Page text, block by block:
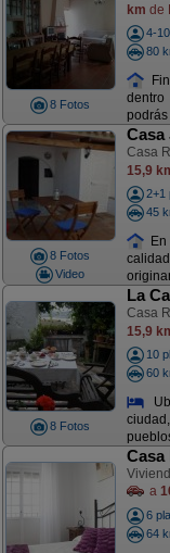
8 Fotos
km de
4-
80
podrás
8 Fotos
Video
Casa
Casa
15,9
2+1
45
8 Fotos
La
Casa
15,9
10
60
Casa
a
6
64